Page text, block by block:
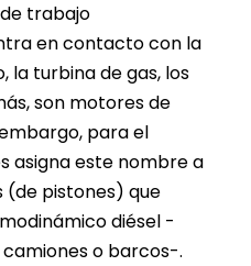
trabajo
en contacto con la
la turbina de gas, los
son motores de
para el
asigna este nombre a
pistones) que
diésel -
o barcos-.